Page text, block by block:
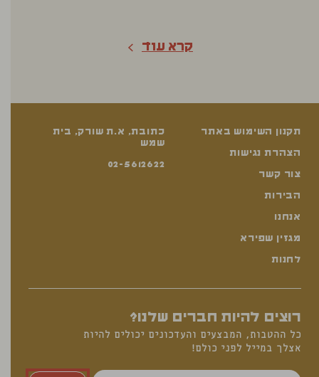
קרא עוד
תקנון השימוש באתר
הצהרת נגישות
צור קשר
כתובת, א.ת שורק, בית
שמש
02-5612622
הבירות
אנחנו
מגזין שפירא
לחנות
רוצים להיות חברים שלנו?
כל ההטבות, המבצעים והעדכונים יכולים להיות
אצלך במייל לפני כולם!